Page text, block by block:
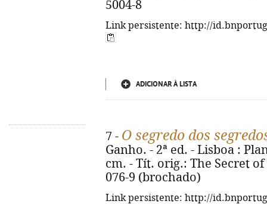
5004-8
Link persistente: http://
ADICIONAR À LISTA
7 - O segredo dos
Ganho. - 2ª ed. - Lisboa :
cm. - Tít. orig.: The Secret of
076-9 (brochado)
Link persistente: http://